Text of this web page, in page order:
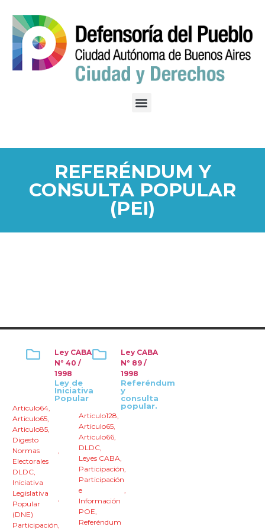
REFERÉNDUM Y
CONSULTA POPULAR
(PEI)
Ley CABA
Nº 40 /
1998
Ley de
Iniciativa
Popular
Articulo64,
Articulo65,
Articulo85,
Digesto
Normas
Electorales
,
DLDC,
Iniciativa
Legislativa
Popular
(DNE)
,
Participación,
Ley CABA
Nº 89 /
1998
Referéndum
y
consulta
popular.
Articulo128,
Articulo65,
Articulo66,
DLDC,
Leyes CABA,
Participación,
Participación
e
Información
,
POE,
Referéndum